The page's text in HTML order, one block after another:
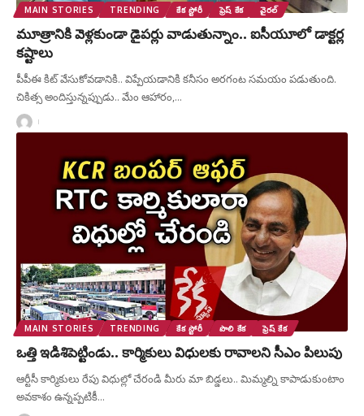
MAIN STORIES TRENDING కేక స్టోరీ ఫ్రెష్ కేక వైరల్
మూత్రానికి వెళ్లకుండా డైపర్లు వాడుతున్నాం.. ఐసీయూలో డాక్టర్ల
కష్టాలు
పీపీఈ కిట్ వేసుకోవడానికి.. విప్పేయడానికి కనీసం అరగంట సమయం పడుతుంది.
చికిత్స అందిస్తున్నప్పుడు.. మేం ఆహారం, …
MAIN STORIES TRENDING కేక స్టోరీ పొలి కేక ఫ్రెష్ కేక
ఒత్తి ఇడిశిపెట్టిండు.. కార్మికులు విధులకు రావాలని సీఎం పిలుపు
ఆర్టీసీ కార్మికులు రేపు విధుల్లో చేరండి మీరు మా బిడ్డలు.. మిమ్మల్ని కాపాడుకుంటాం
అవకాశం ఉన్నప్పటికీ…